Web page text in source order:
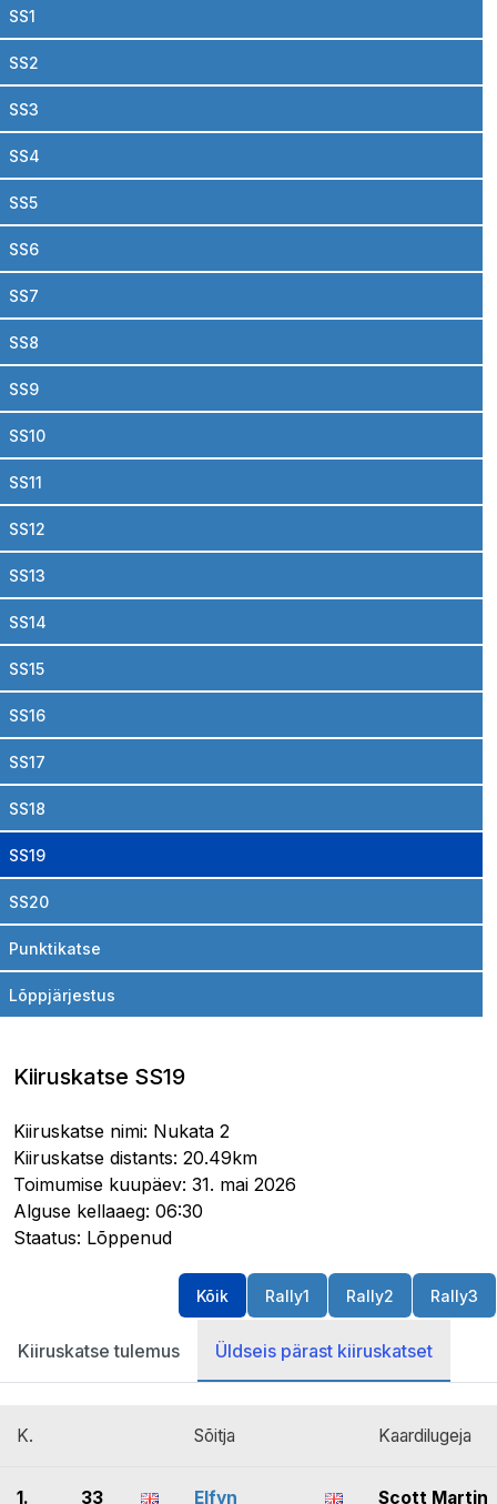
SS1
SS2
SS3
SS4
SS5
SS6
SS7
SS8
SS9
SS10
SS11
SS12
SS13
SS14
SS15
SS16
SS17
SS18
SS19
SS20
Punktikatse
Lõppjärjestus
Kiiruskatse SS19
Kiiruskatse nimi: Nukata 2
Kiiruskatse distants: 20.49km
Toimumise kuupäev: 31. mai 2026
Alguse kellaaeg: 06:30
Staatus: Lõppenud
Kõik Rally1 Rally2 Rally3
Kiiruskatse tulemus Üldseis pärast kiiruskatset
K. Sõitja Kaardilugeja
1. 33 Elfyn Scott Martin